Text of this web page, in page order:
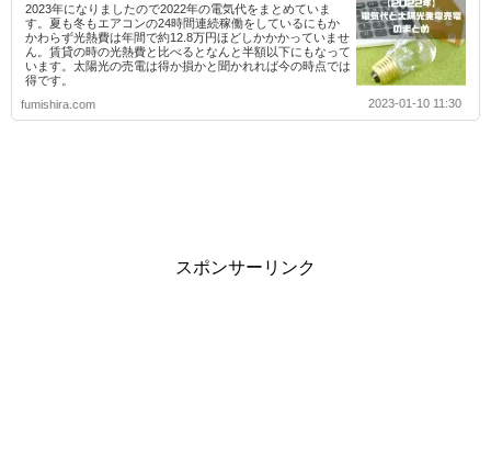
2023年になりましたので2022年の電気代をまとめていま
す。夏も冬もエアコンの24時間連続稼働をしているにもか
かわらず光熱費は年間で約12.8万円ほどしかかかっていませ
ん。賃貸の時の光熱費と比べるとなんと半額以下にもなって
います。太陽光の売電は得か損かと聞かれれば今の時点では
得です。
fumishira.com
2023-01-10 11:30
スポンサーリンク